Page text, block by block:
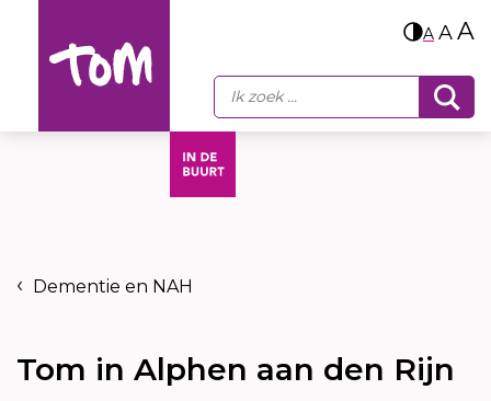
A AA
Dementie en NAH
Tom in Alphen aan den Rijn